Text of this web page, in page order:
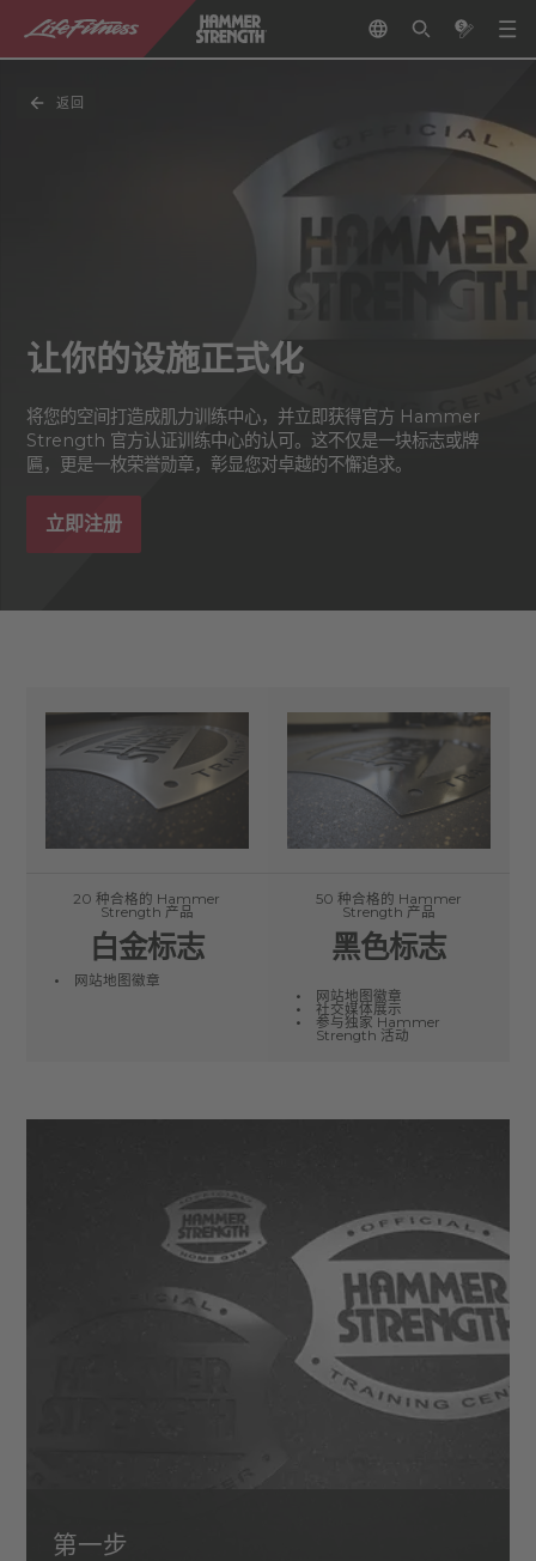
返回
让你的设施正式化
将您的空间打造成肌力训练中心，并立即获得官方 Hammer
Strength 官方认证训练中心的认可。这不仅是一块标志或牌
匾，更是一枚荣誉勋章，彰显您对卓越的不懈追求。
立即注册
20 种合格的 Hammer
Strength 产品
白金标志
网站地图徽章
50 种合格的 Hammer
Strength 产品
黑色标志
网站地图徽章
社交媒体展示
参与独家 Hammer
Strength 活动
第一步